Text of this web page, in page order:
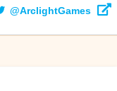
@ArclightGames